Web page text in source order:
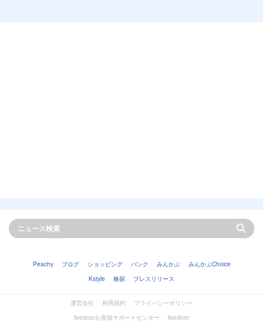
Peachy ブログ ショッピング バンク みんかぶ
みんかぶChoice
Kstyle
株探 プレスリリース
運営会社 利用規約
プライバシーポリシー
livedoorお客様サポートセンター
livedoor